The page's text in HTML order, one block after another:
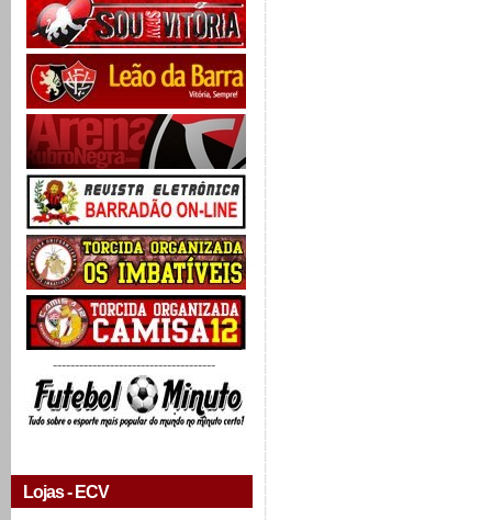
-------------------------------------
Lojas - ECV